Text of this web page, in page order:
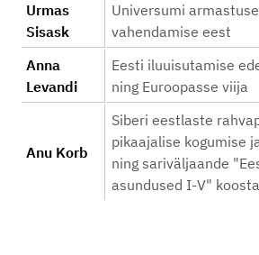
Urmas
Sisask
Universumi armastuse
vahendamise eest
Anna
Levandi
Eesti iluuisutamise
ning Euroopasse viija
Anu Korb
Siberi eestlaste
pikaajalise kogumise
ning sariväljaande
asundused I-V"